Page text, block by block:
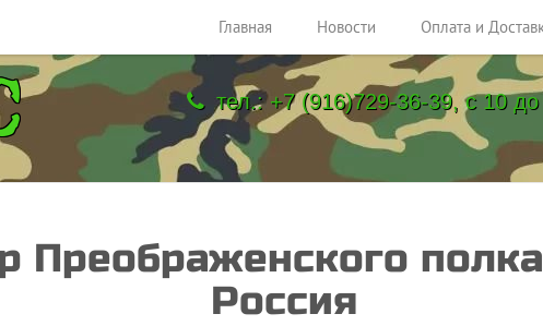
Главная Новости Оплата и
тел.: +7 (916)729-36-39, с 10
Преображенского
Россия